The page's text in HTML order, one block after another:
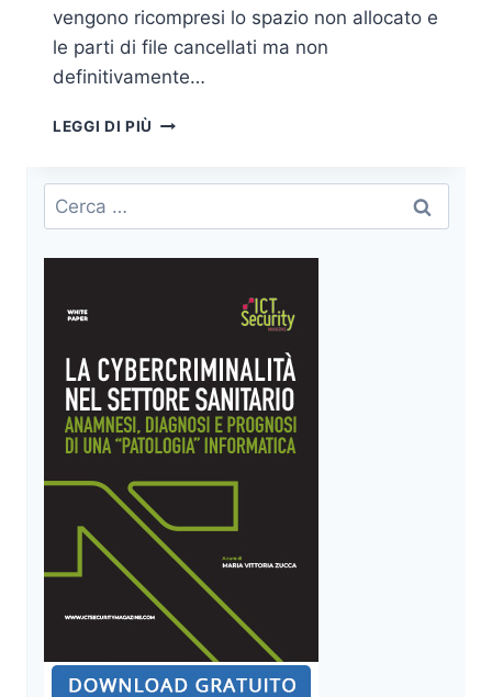
vengono ricompresi lo spazio non allocato e
le parti di file cancellati ma non
definitivamente…
LEGGI DI PIÙ DIGITAL
CYBER
CELLEBRITE
Ricerca
per: